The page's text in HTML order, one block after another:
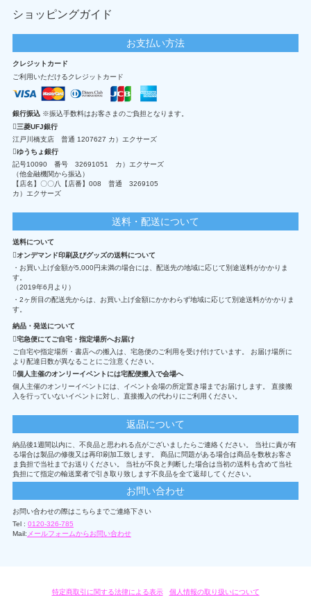
ショッピングガイド
お支払い方法
クレジットカード
ご利用いただけるクレジットカード
銀行振込 ※振込手数料はお客さまのご負担となります。
三菱UFJ銀行
江戸川橋支店 普通 1207627 カ）エクサーズ
ゆうちょ銀行
記号10090 番号 32691051 カ）エクサーズ
（他金融機関から振込）
【店名】〇〇八【店番】008 普通 3269105
カ）エクサーズ
送料・配送について
送料について
オンデマンド印刷及びグッズの送料について
・お買い上げ金額が5,000円未満の場合には、配送先の地域に応じて別途送料がかかりま
す。
（2019年6月より）
・2ヶ所目の配送先からは、お買い上げ金額にかかわらず地域に応じて別途送料がかかりま
す。
納品・発送について
宅急便にてご自宅・指定場所へお届け
ご自宅や指定場所・書店への搬入は、宅急便のご利用を受け付けています。 お届け場所に
より配達日数が異なることにご注意ください。
個人主催のオンリーイベントには宅配便搬入で会場へ
個人主催のオンリーイベントには、イベント会場の所定置き場までお届けします。 直接搬
入を行っていないイベントに対し、直接搬入の代わりにご利用ください。
返品について
納品後1週間以内に、不良品と思われる点がございましたらご連絡ください。 当社に責が有
る場合は製品の修復又は再印刷加工致します。 商品に問題がある場合は商品を数枚お客さ
ま負担で当社までお送りください。 当社が不良と判断した場合は当初の送料も含めて当社
負担にて指定の輸送業者で引き取り致します不良品を全て返却してください。
お問い合わせ
お問い合わせの際はこちらまでご連絡下さい
Tel : 0120-326-785
Mail:メールフォームからお問い合わせ
特定商取引に関する法律による表示/ 個人情報の取り扱いについて